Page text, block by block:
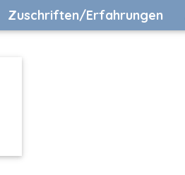
Zuschriften/Erfahrungen